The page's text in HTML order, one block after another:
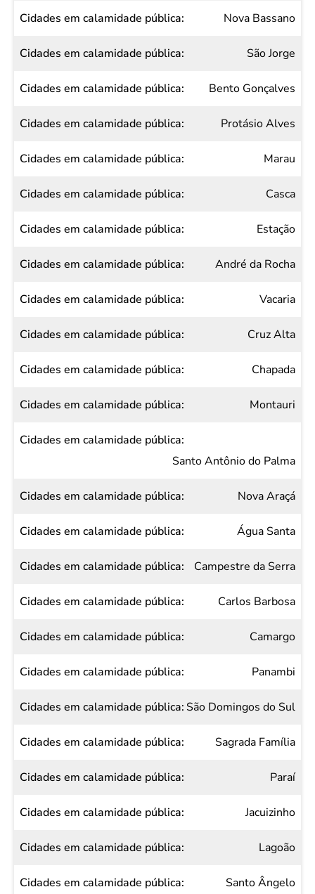
Nova Bassano
São Jorge
Bento Gonçalves
Protásio Alves
Marau
Casca
Estação
André da Rocha
Vacaria
Cruz Alta
Chapada
Montauri
Santo Antônio do Palma
Nova Araçá
Água Santa
Campestre da Serra
Carlos Barbosa
Camargo
Panambi
São Domingos do Sul
Sagrada Família
Paraí
Jacuizinho
Lagoão
Santo Ângelo